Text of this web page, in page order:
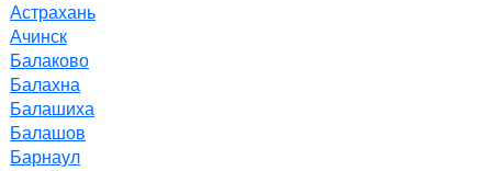
Астрахань
Ачинск
Балаково
Балахна
Балашиха
Балашов
Барнаул